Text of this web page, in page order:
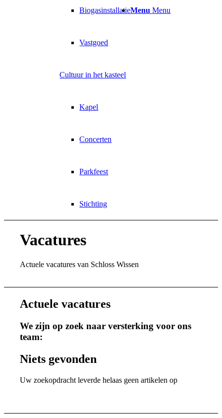
Biogasinstallatie
Vastgoed
Cultuur in het kasteel
Kapel
Concerten
Parkfeest
Stichting
Menu Menu
Vacatures
Actuele vacatures van Schloss Wissen
Actuele vacatures
We zijn op zoek naar versterking voor ons
team:
Niets gevonden
Uw zoekopdracht leverde helaas geen artikelen op